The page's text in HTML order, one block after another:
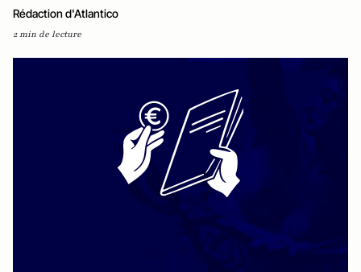
Rédaction d'Atlantico
2 min de lecture